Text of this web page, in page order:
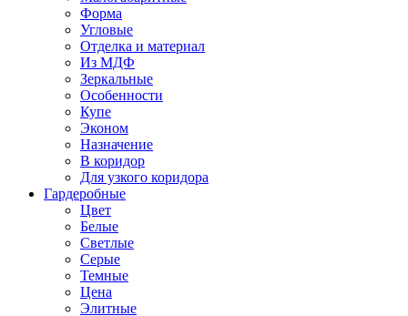
Форма
Угловые
Отделка и материал
Из МДФ
Зеркальные
Особенности
Купе
Эконом
Назначение
В коридор
Для узкого коридора
Гардеробные
Цвет
Белые
Светлые
Серые
Темные
Цена
Элитные